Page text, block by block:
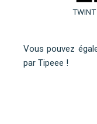
Vous pouvez
par Tipeee !